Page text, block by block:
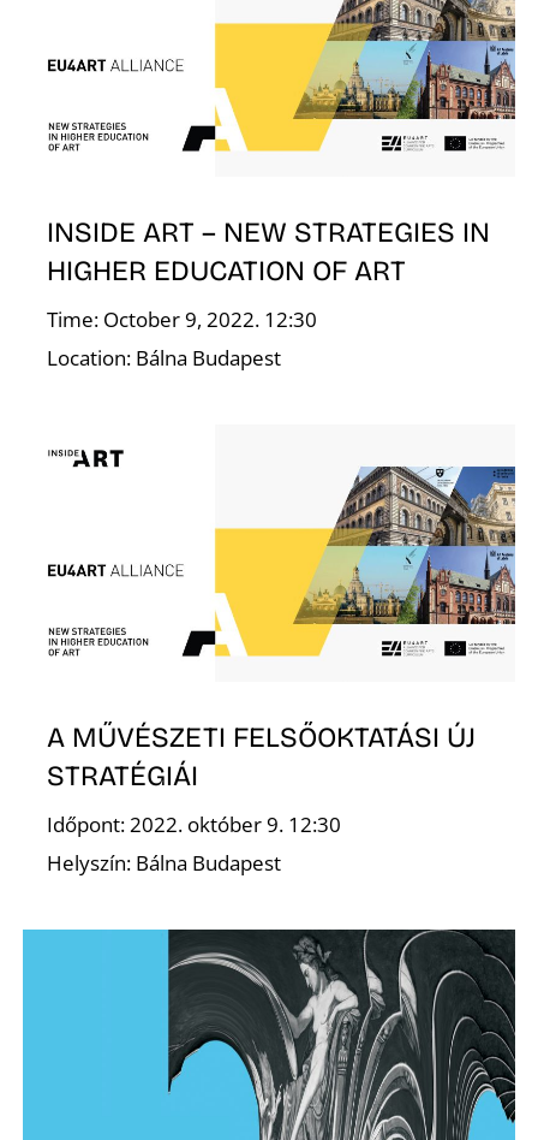
INSIDE ART – NEW STRATEGIES IN
HIGHER EDUCATION OF ART
Time: October 9, 2022. 12:30
Location: Bálna Budapest
A MŰVÉSZETI FELSŐOKTATÁSI ÚJ
STRATÉGIÁI
Időpont: 2022. október 9. 12:30
Helyszín: Bálna Budapest